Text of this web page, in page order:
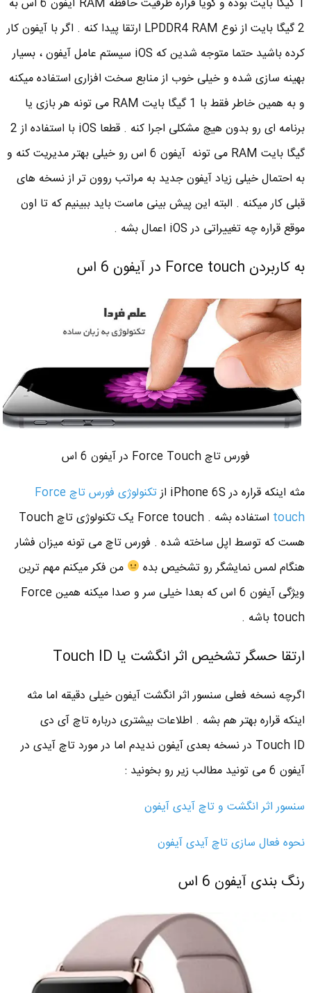
2 گیگا بایت از نوع LPDDR4 RAM ارتقا پیدا کنه . اگر با آیفون کار
کرده باشید حتما متوجه شدین که iOS سیستم عامل آیفون ، بسیار
بهینه سازی شده و خیلی خوب از منابع سخت افزاری استفاده میکنه
و به همین خاطر فقط با 1 گیگا بایت RAM می تونه هر بازی یا
برنامه ای رو بدون هیچ مشکلی اجرا کنه . قطعا iOS با استفاده از 2
گیگا بایت RAM می تونه آیفون 6 اس رو خیلی بهتر مدیریت کنه و
به احتمال خیلی زیاد آیفون جدید به مراتب روون تر از نسخه های
قبلی کار میکنه . البته این پیش بینی ماست باید ببینیم که تا اون
موقع قراره چه تغییراتی در iOS اعمال بشه .
به کاربردن Force touch در آیفون 6 اس
فورس تاچ Force Touch در آیفون 6 اس
مثه اینکه قراره در iPhone 6S از
تکنولوژی فورس تاچ Force
touch
استفاده بشه . Force touch یک تکنولوژی تاچ Touch
هست که توسط اپل ساخته شده . فورس تاچ می تونه میزان فشار
هنگام لمس نمایشگر رو تشخیص بده
من فکر میکنم مهم ترین
ویژگی آیفون 6 اس که بعدا خیلی سر و صدا میکنه همین Force
touch باشه .
ارتقا حسگر تشخیص اثر انگشت یا Touch ID
اگرچه نسخه فعلی سنسور اثر انگشت آیفون خیلی دقیقه اما مثه
اینکه قراره بهتر هم بشه . اطلاعات بیشتری درباره تاچ آی دی
Touch ID در نسخه بعدی آیفون ندیدم اما در مورد تاچ آیدی در
آیفون 6 می تونید مطالب زیر رو بخونید :
سنسور اثر انگشت و تاچ آیدی آیفون
نحوه فعال سازی تاچ آیدی آیفون
رنگ بندی آیفون 6 اس